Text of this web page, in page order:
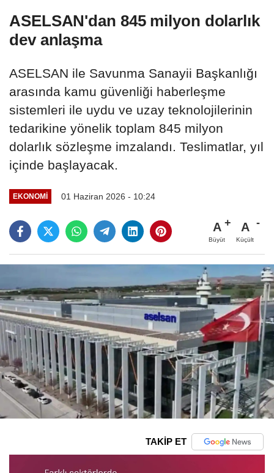
ASELSAN'dan 845 milyon dolarlık
dev anlaşma
ASELSAN ile Savunma Sanayii Başkanlığı
arasında kamu güvenliği haberleşme
sistemleri ile uydu ve uzay teknolojilerinin
tedarikine yönelik toplam 845 milyon
dolarlık sözleşme imzalandı. Teslimatlar, yıl
içinde başlayacak.
EKONOMI 01 Haziran 2026 - 10:24
A
Büyüt
A
Küçült
TAKİP ET